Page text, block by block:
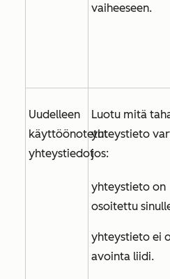
vaiheeseen.
Uudelleen
käyttöönotetut
yhteystiedot
Luotu mitä
yhteystieto
jos:
yhteystieto on
osoitettu
yhteystieto ei
avointa liidi.